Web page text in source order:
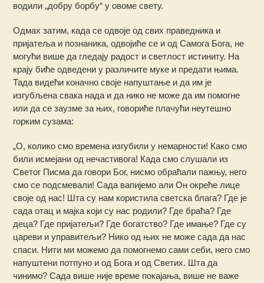
водили „добру борбу“ у овоме свету.
Одмах затим, када се одвоје од свих праведника и
пријатеља и познаника, одвојиће се и од Самога Бога, не
могући више да гледају радост и светлост истиниту. На
крају биће одведени у различите муке и предати њима.
Тада видећи коначно своје напуштање и да им је
изгубљена свака нада и да нико не може да им помогне
или да се заузме за њих, говориће плачући неутешно
горким сузама:
„О, колико смо времена изгубили у немарности! Како смо
били исмејани од нечастивога! Када смо слушали из
Светог Писма да говори Бог, нисмо обраћали пажњу, него
смо се подсмевали! Сада вапијемо али Он окреће лице
своје од нас! Шта су нам користила светска блага? Где је
сада отац и мајка који су нас родили? Где браћа? Где
деца? Где пријатељи? Где богатство? Где имање? Где су
цареви и управитељи? Нико од њих не може сада да нас
спаси. Нити ми можемо да помогнемо сами себи, него смо
напуштени потпуно и од Бога и од Светих. Шта да
чинимо? Сада више није време покајања, више не важе